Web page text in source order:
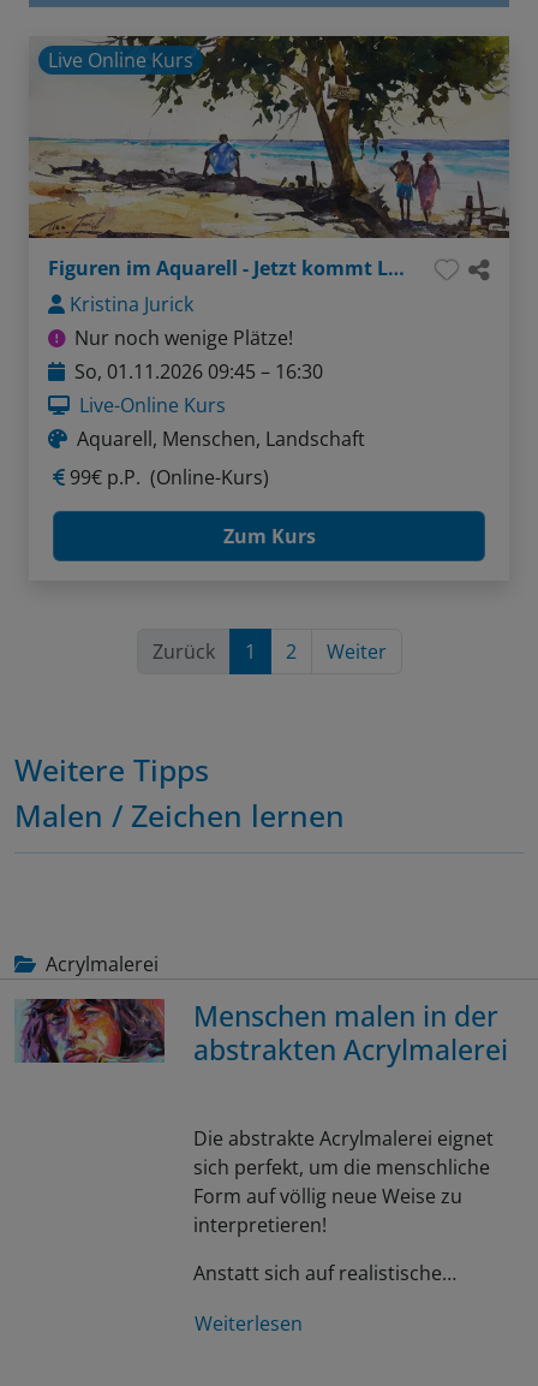
Live Online Kurs
Figuren im Aquarell - Jetzt kommt Leben ins Bild!
Kristina Jurick
Nur noch wenige Plätze!
So, 01.11.2026 09:45 – 16:30
Live-Online Kurs
Aquarell, Menschen, Landschaft
99€ p.P. (Online-Kurs)
Zum Kurs
Zurück 1 2 Weiter
Weitere Tipps
Malen / Zeichen lernen
Acrylmalerei
Menschen malen in der
abstrakten Acrylmalerei
Die abstrakte Acrylmalerei eignet
sich perfekt, um die menschliche
Form auf völlig neue Weise zu
interpretieren!
Anstatt sich auf realistische…
Weiterlesen